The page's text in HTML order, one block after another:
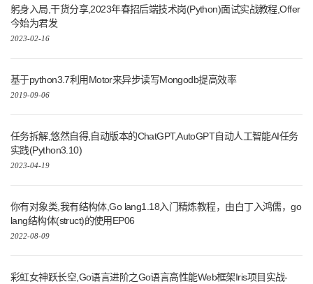
躬身入局,干货分享,2023年春招后端技术岗(Python)面试实战教程,Offer
今始为君发
2023-02-16
基于python3.7利用Motor来异步读写Mongodb提高效率
2019-09-06
任务拆解,悠然自得,自动版本的ChatGPT,AutoGPT自动人工智能AI任务
实践(Python3.10)
2023-04-19
你有对象类,我有结构体,Go lang1.18入门精炼教程，由白丁入鸿儒，go
lang结构体(struct)的使用EP06
2022-08-09
彩虹女神跃长空,Go语言进阶之Go语言高性能Web框架Iris项目实战-